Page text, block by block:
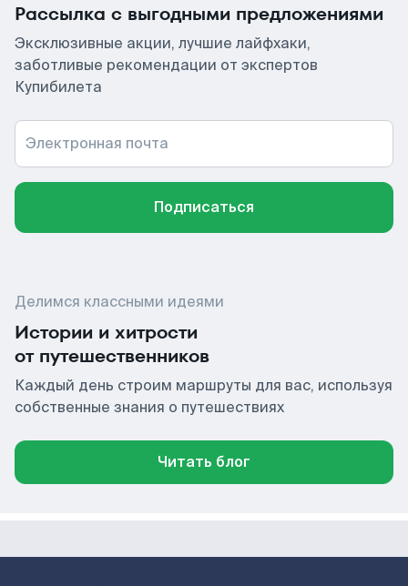
Рассылка с выгодными предложениями
Эксклюзивные акции, лучшие лайфхаки,
заботливые рекомендации от экспертов
Купибилета
Электронная почта
Подписаться
Делимся классными идеями
Истории и хитрости
от путешественников
Каждый день строим маршруты для вас, используя
собственные знания о путешествиях
Читать блог